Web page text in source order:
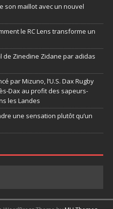
son maillot avec un nouvel
le RC Lens transforme un
de Zinedine Zidane par adidas
par Mizuno, l’U.S. Dax Rugby
Dax au profit des sapeurs-
les Landes
une sensation plutôt qu’un